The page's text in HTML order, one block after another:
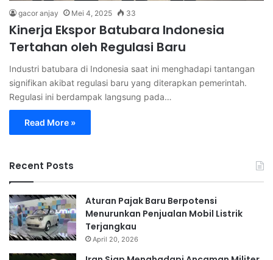
gacor anjay Mei 4, 2025 33
Kinerja Ekspor Batubara Indonesia
Tertahan oleh Regulasi Baru
Industri batubara di Indonesia saat ini menghadapi tantangan
signifikan akibat regulasi baru yang diterapkan pemerintah.
Regulasi ini berdampak langsung pada…
Read More »
Recent Posts
Aturan Pajak Baru Berpotensi
Menurunkan Penjualan Mobil Listrik
Terjangkau
April 20, 2026